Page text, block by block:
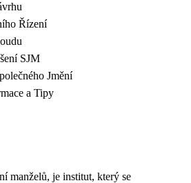
Řízení
SJM
Jmění
a Tipy
manželů, je institut, který se